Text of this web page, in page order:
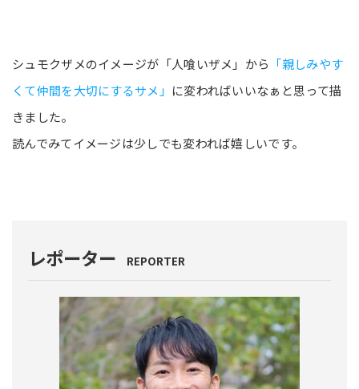
シュモクザメのイメージが「人喰いザメ」から 「親しみやす
くて仲間を大切にするサメ」 に変わればいいなぁと思って描
きました。
読んでみてイメージは少しでも変われば嬉しいです。
レポーター REPORTER